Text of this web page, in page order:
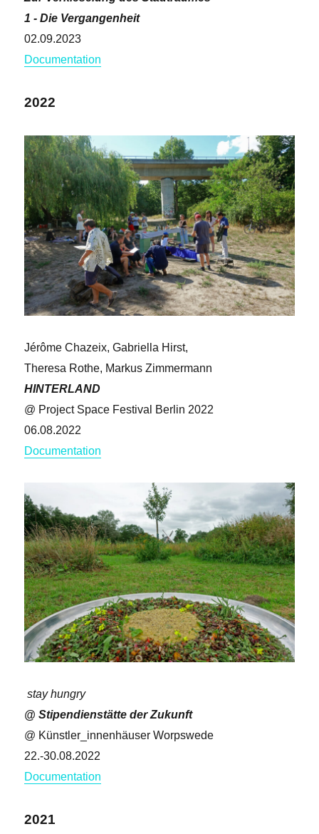
1 - Die Vergangenheit
02.09.2023
Documentation
2022
Jérôme Chazeix, Gabriella Hirst,
Theresa Rothe, Markus Zimmermann
HINTERLAND
@ Project Space Festival Berlin 2022
06.08.2022
Documentation
stay hungry
@ Stipendienstätte der Zukunft
@ Künstler_innenhäuser Worpswede
22.-30.08.2022
Documentation
2021